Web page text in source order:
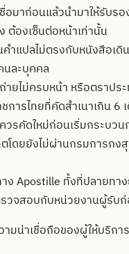
อมาก่อนแล้วนำมาให้รับร
ต้องเซ็นต่อหน้าเท่านั้น
ำแปลไม่ตรงกับหนังสือเดิ
นละบุคคล
ายไม่ครบหน้า หรือตราป
การไทยที่คัดสำเนาเกิน 6
วรคัดใหม่ก่อนเริ่มกระบวน
โดยยังไม่ผ่านกรมการกง
าง Apostille ทั้งที่ปลายทา
วจสอบกับหน่วยงานผู้รับ
มน่าเชื่อถือของผู้ให้บริการ